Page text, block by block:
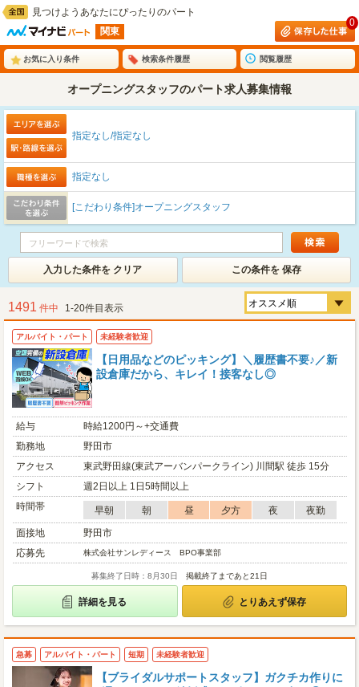
見つけようあなたにぴったりのパート
関東
0
お気に入り条件 検索条件履歴 閲覧履歴
オープニングスタッフのパート求人募集情報
指定なし/指定なし
指定なし
[こだわり条件]オープニングスタッフ
入力した条件を クリア この条件を 保存
1491 件中 1-20件目表示
アルバイト・パート 未経験者歓迎
【日用品などのピッキング】＼履歴書不要♪／新
設倉庫だから、キレイ！接客なし◎
給与
時給1200円～+交通費
勤務地
野田市
アクセス
東武野田線(東武アーバンパークライン) 川間駅 徒歩 15分
シフト
週2日以上 1日5時間以上
時間帯
早朝 朝 昼 夕方 夜
夜勤
面接地
野田市
応募先
株式会社サンレディース BPO事業部
募集終了日時：8月30日 掲載終了まであと21日
詳細を見る とりあえず保存
急募 アルバイト・パート 短期 未経験者歓迎
【ブライダルサポートスタッフ】ガクチカ作りに